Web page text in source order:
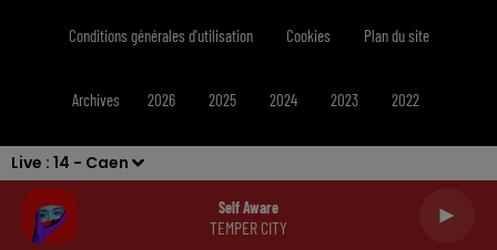
Live : 14 - Caen
Self Aware
TEMPER CITY
Conditions générales d'utilisation Cookies Plan du site
Archives 2026 2025 2024 2023 2022